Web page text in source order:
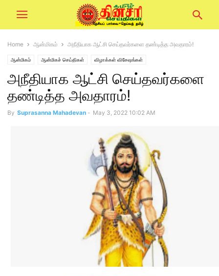
Home ஆன்மிகம் அநீதியாக ஆட்சி செய்தவர்களை தண்டித்த அவதாரம்!
ஆன்மிகம் ஆன்மிகச் செய்திகள் விழாக்கள் விசேஷங்கள்
அநீதியாக ஆட்சி செய்தவர்களை
தண்டித்த அவதாரம்!
By Suprasanna Mahadevan - May 3, 2022 10:02 AM